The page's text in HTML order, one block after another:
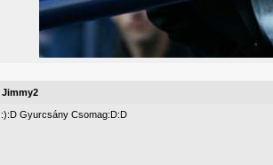
Jimmy2
:):D Gyurcsány Csomag:D:D